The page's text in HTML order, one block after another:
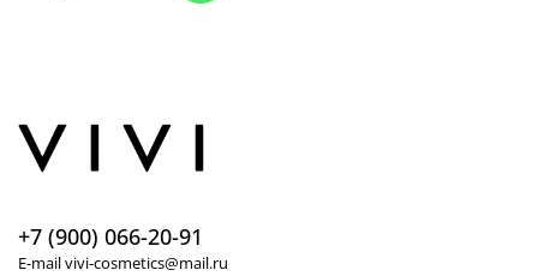
+7 (900) 066-20-91
E-mail vivi-cosmetics@mail.ru